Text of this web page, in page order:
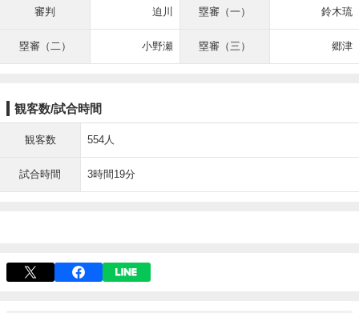
審判 迫川 塁審（一） 鈴木琉
塁審（二） 小野瀬 塁審（三） 郷津
観客数/試合時間
観客数 554人
試合時間 3時間19分